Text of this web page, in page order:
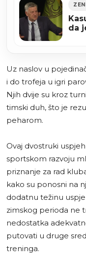
da
Uz naslov u
i do trofeja u igri
Njih dvije su kroz
timski duh, što je
peharom.
Ovaj dvostruki
sportskom razvoju
priznanje za rad
kako su ponosni na
dodatnu težinu
zimskog perioda ne
nedostatka
putovati u druge
treninga.